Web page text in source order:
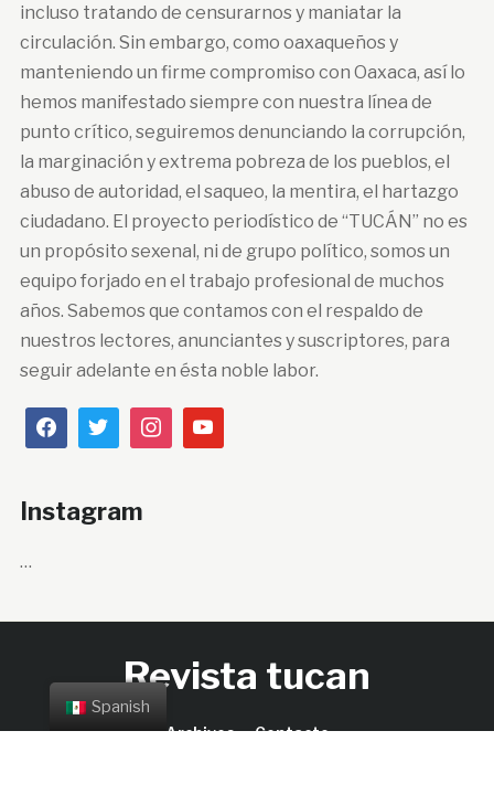
incluso tratando de censurarnos y maniatar la
circulación. Sin embargo, como oaxaqueños y
manteniendo un firme compromiso con Oaxaca, así lo
hemos manifestado siempre con nuestra línea de
punto crítico, seguiremos denunciando la corrupción,
la marginación y extrema pobreza de los pueblos, el
abuso de autoridad, el saqueo, la mentira, el hartazgo
ciudadano. El proyecto periodístico de “TUCÁN” no es
un propósito sexenal, ni de grupo político, somos un
equipo forjado en el trabajo profesional de muchos
años. Sabemos que contamos con el respaldo de
nuestros lectores, anunciantes y suscriptores, para
seguir adelante en ésta noble labor.
Instagram
…
Revista tucan
Archivos Contacto
Spanish